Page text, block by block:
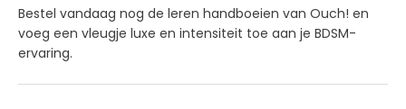
Bestel vandaag nog de leren handboeien van Ouch! en
voeg een vleugje luxe en intensiteit toe aan je BDSM-
ervaring.